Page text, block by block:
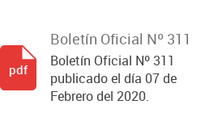
Boletín Oficial Nº 311
Boletín Oficial Nº 311
publicado el día 07 de
Febrero del 2020.
pdf